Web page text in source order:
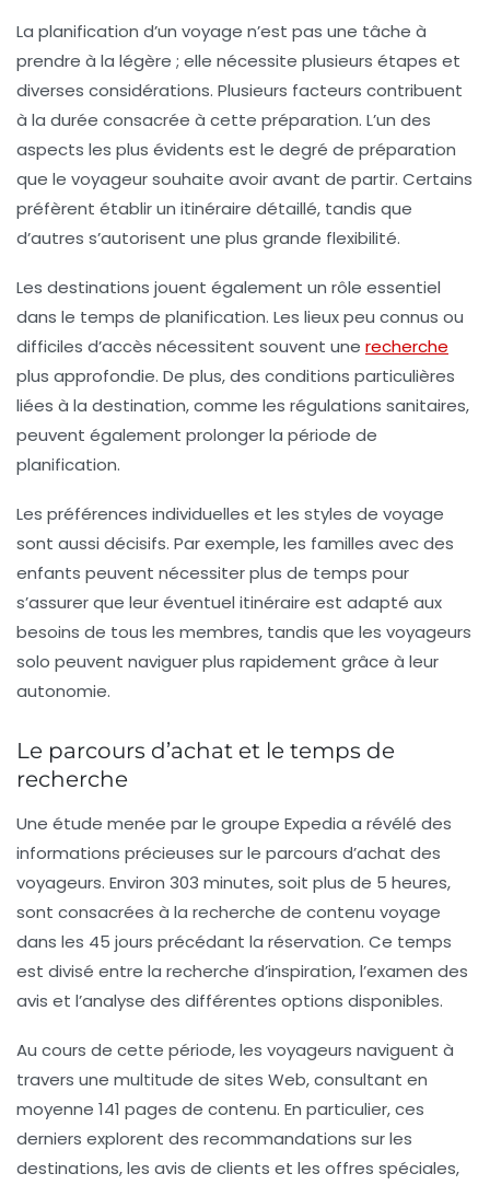
La planification d’un voyage n’est pas une tâche à
prendre à la légère ; elle nécessite plusieurs étapes et
diverses considérations. Plusieurs facteurs contribuent
à la durée consacrée à cette préparation. L’un des
aspects les plus évidents est le degré de préparation
que le voyageur souhaite avoir avant de partir. Certains
préfèrent établir un itinéraire détaillé, tandis que
d’autres s’autorisent une plus grande flexibilité.
Les destinations jouent également un rôle essentiel
dans le temps de planification. Les lieux peu connus ou
difficiles d’accès nécessitent souvent une recherche
plus approfondie. De plus, des conditions particulières
liées à la destination, comme les régulations sanitaires,
peuvent également prolonger la période de
planification.
Les préférences individuelles et les styles de voyage
sont aussi décisifs. Par exemple, les familles avec des
enfants peuvent nécessiter plus de temps pour
s’assurer que leur éventuel itinéraire est adapté aux
besoins de tous les membres, tandis que les voyageurs
solo peuvent naviguer plus rapidement grâce à leur
autonomie.
Le parcours d’achat et le temps de
recherche
Une étude menée par le groupe Expedia a révélé des
informations précieuses sur le parcours d’achat des
voyageurs. Environ 303 minutes, soit plus de 5 heures,
sont consacrées à la recherche de contenu voyage
dans les 45 jours précédant la réservation. Ce temps
est divisé entre la recherche d’inspiration, l’examen des
avis et l’analyse des différentes options disponibles.
Au cours de cette période, les voyageurs naviguent à
travers une multitude de sites Web, consultant en
moyenne 141 pages de contenu. En particulier, ces
derniers explorent des recommandations sur les
destinations, les avis de clients et les offres spéciales,